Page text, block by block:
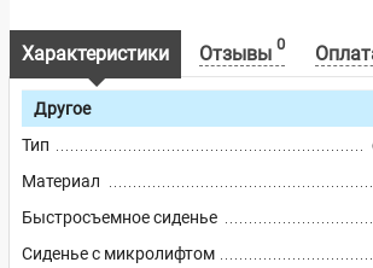
Характеристики Отзывы 0
Другое
Тип
Материал
Быстросъемное сиденье
Сиденье с микролифтом